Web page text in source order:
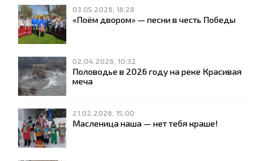
03.05.2026, 16:28
«Поём двором» — песни в честь Победы
02.04.2026, 10:32
Половодье в 2026 году на реке Красивая
меча
21.02.2026, 15:00
Масленица наша — нет тебя краше!